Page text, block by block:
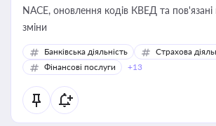
NACE, оновлення кодів КВЕД та пов'язані
зміни
Банківська діяльність
Страхова
Фінансові послуги
+13